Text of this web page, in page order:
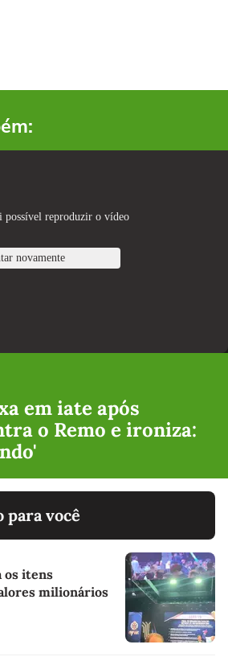
em iate após
o Remo e ironiza:
para você
os itens
milionários